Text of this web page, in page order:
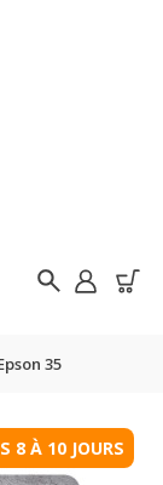
35
8 À 10 JOURS